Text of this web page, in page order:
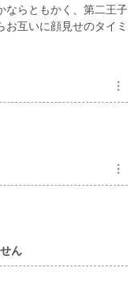
ならともかく、第二王子
互いに顔見せのタイミ
︙
︙
ん